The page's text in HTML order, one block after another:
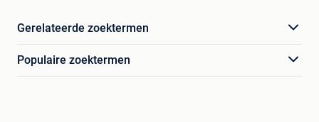
Gerelateerde zoektermen
Populaire zoektermen